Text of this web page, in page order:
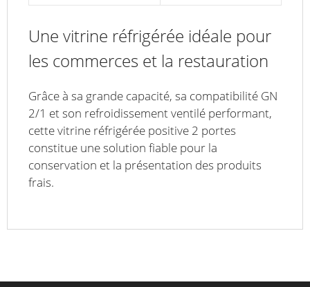
Une vitrine réfrigérée idéale pour
les commerces et la restauration
Grâce à sa grande capacité, sa compatibilité GN
2/1 et son refroidissement ventilé performant,
cette vitrine réfrigérée positive 2 portes
constitue une solution fiable pour la
conservation et la présentation des produits
frais.